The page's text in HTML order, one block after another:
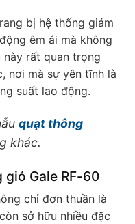
bị hệ thống giảm
êm ái mà không
rất quan trọng
nơi mà sự yên tĩnh là
suất lao động.
quạt thông
khác.
Gale RF-60
chỉ đơn thuần là
sở hữu nhiều đặc